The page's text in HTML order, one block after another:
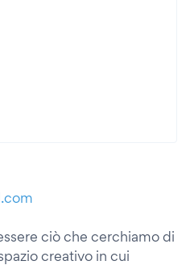
ciò che cerchiamo di
creativo in cui